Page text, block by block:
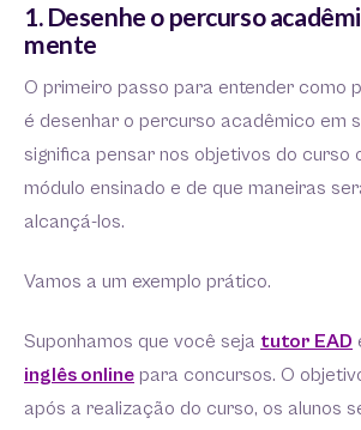
1. Desenhe o percurso
mente
O primeiro passo para entender como
é desenhar o percurso acadêmico em
significa pensar nos objetivos do curso
módulo ensinado e de que maneiras
alcançá-los.
Vamos a um exemplo prático.
Suponhamos que você seja tutor EAD
inglês online para concursos. O
após a realização do curso, os alunos